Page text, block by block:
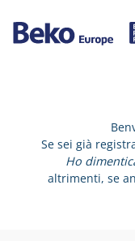
Se sei già
Ho
altrimenti, se